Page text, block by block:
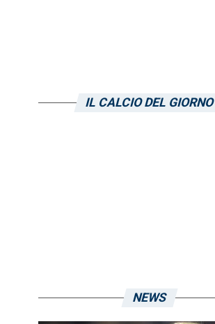
IL CALCIO DEL GIORNO
NEWS